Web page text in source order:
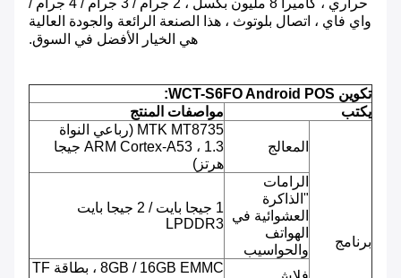
حراري ، كاميرا 8 مليون بكسل ، 2 جرام / 3 جرام / 4 جرام /
واي فاي ، اتصال بلوتوث ، هذا الصنعة الرائعة والجودة العالية
هي الخيار الأفضل في السوق.
تكوين WCT-S6FO Android POS:
يكتب
مواصفات المنتج
برنامج
المعالج
MTK MT8735 (رباعي النواة
ARM Cortex-A53 ، 1.3 جيجا
هرتز)
الرامات
"الذاكرة
العشوائية في
الهواتف
والحواسيب
1 جيجا بايت / 2 جيجا بايت
LPDDR3
8GB / 16GB EMMC ، بطاقة TF